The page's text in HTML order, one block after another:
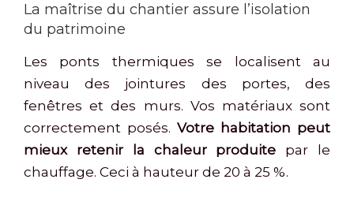
La maîtrise du chantier assure l’isolation
du patrimoine
Les ponts thermiques se localisent au
niveau des jointures des portes, des
fenêtres et des murs. Vos matériaux sont
correctement posés. Votre habitation peut
mieux retenir la chaleur produite par le
chauffage. Ceci à hauteur de 20 à 25 %.